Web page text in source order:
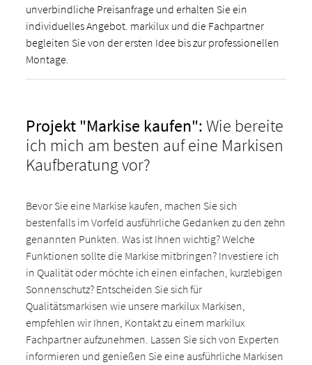
unverbindliche Preisanfrage und erhalten Sie ein
individuelles Angebot. markilux und die Fachpartner
begleiten Sie von der ersten Idee bis zur professionellen
Montage.
Projekt "Markise kaufen":Wie bereite
ich mich am besten auf eine Markisen
Kaufberatung vor?
Bevor Sie eine Markise kaufen, machen Sie sich
bestenfalls im Vorfeld ausführliche Gedanken zu den zehn
genannten Punkten. Was ist Ihnen wichtig? Welche
Funktionen sollte die Markise mitbringen? Investiere ich
in Qualität oder möchte ich einen einfachen, kurzlebigen
Sonnenschutz? Entscheiden Sie sich für
Qualitätsmarkisen wie unsere markilux Markisen,
empfehlen wir Ihnen, Kontakt zu einem markilux
Fachpartner aufzunehmen. Lassen Sie sich von Experten
informieren und genießen Sie eine ausführliche Markisen